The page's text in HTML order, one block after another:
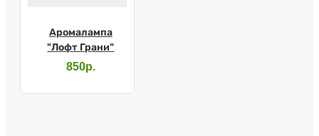
Аромалампа
"Лофт Грани"
850р.